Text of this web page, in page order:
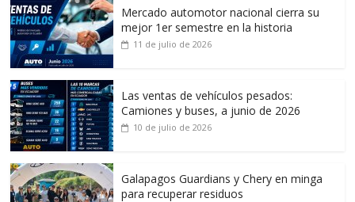
Mercado automotor nacional cierra su
mejor 1er semestre en la historia
11 de julio de 2026
Las ventas de vehículos pesados:
Camiones y buses, a junio de 2026
10 de julio de 2026
Galapagos Guardians y Chery en minga
para recuperar residuos